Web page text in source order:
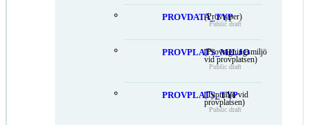
PROVDATA_TYP
(Provtyper)
Public draft
PROVPLATS_MILJO
(Provtagningsmiljö
vid provplatsen)
Public draft
PROVPLATS_TYP
(Typmiljö vid
provplatsen)
Public draft